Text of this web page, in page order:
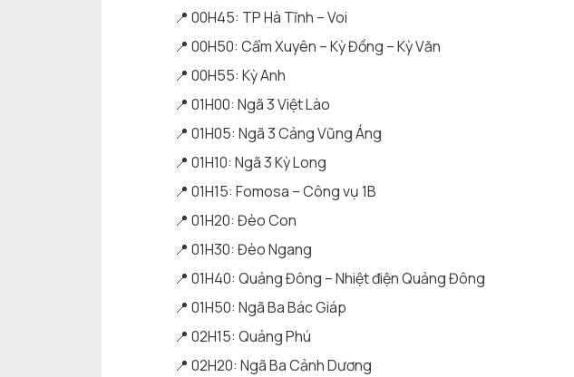
📍 00H45: TP Hà Tĩnh – Voi
📍 00H50: Cẩm Xuyên – Kỳ Đồng – Kỳ Văn
📍 00H55: Kỳ Anh
📍 01H00: Ngã 3 Việt Lào
📍 01H05: Ngã 3 Cảng Vũng Áng
📍 01H10: Ngã 3 Kỳ Long
📍 01H15: Fomosa – Công vụ 1B
📍 01H20: Đèo Con
📍 01H30: Đèo Ngang
📍 01H40: Quảng Đông – Nhiệt điện Quảng Đông
📍 01H50: Ngã Ba Bác Giáp
📍 02H15: Quảng Phú
📍 02H20: Ngã Ba Cảnh Dương